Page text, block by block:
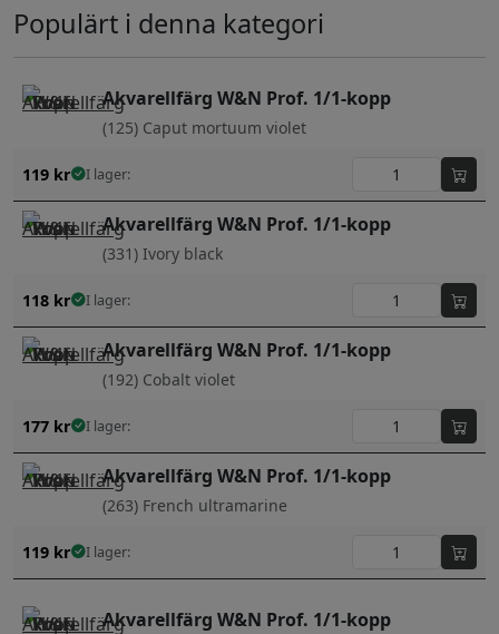
Populärt i denna kategori
Akvarellfärg W&N Prof. 1/1-kopp
(125) Caput mortuum violet
119 kr I lager:
Akvarellfärg W&N Prof. 1/1-kopp
(331) Ivory black
118 kr I lager:
Akvarellfärg W&N Prof. 1/1-kopp
(192) Cobalt violet
177 kr I lager:
Akvarellfärg W&N Prof. 1/1-kopp
(263) French ultramarine
119 kr I lager:
Akvarellfärg W&N Prof. 1/1-kopp